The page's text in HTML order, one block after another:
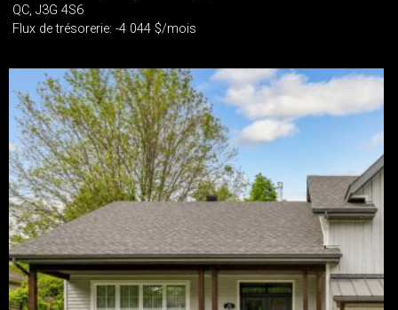
QC, J3G 4S6
Flux de trésorerie: -4 044 $/mois